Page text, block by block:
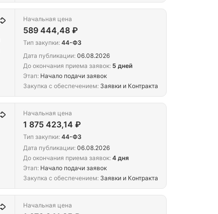
Начальная цена
589 444,48 ₽
Тип закупки: 44-ФЗ
Дата публикации: 06.08.2026
До окончания приема заявок: 5 дней
Этап: Начало подачи заявок
Закупка с обеспечением: Заявки и Контракта
Начальная цена
1 875 423,14 ₽
Тип закупки: 44-ФЗ
Дата публикации: 06.08.2026
До окончания приема заявок: 4 дня
Этап: Начало подачи заявок
Закупка с обеспечением: Заявки и Контракта
Начальная цена